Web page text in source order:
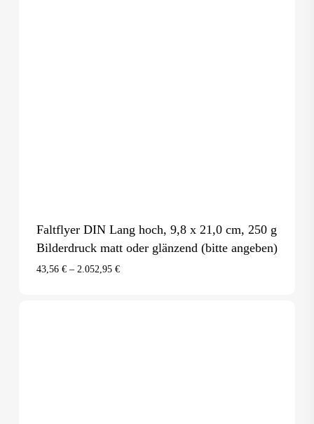
Faltflyer DIN Lang hoch, 9,8 x 21,0 cm, 250 g
Bilderdruck matt oder glänzend (bitte angeben)
43,56 €– 2.052,95 €